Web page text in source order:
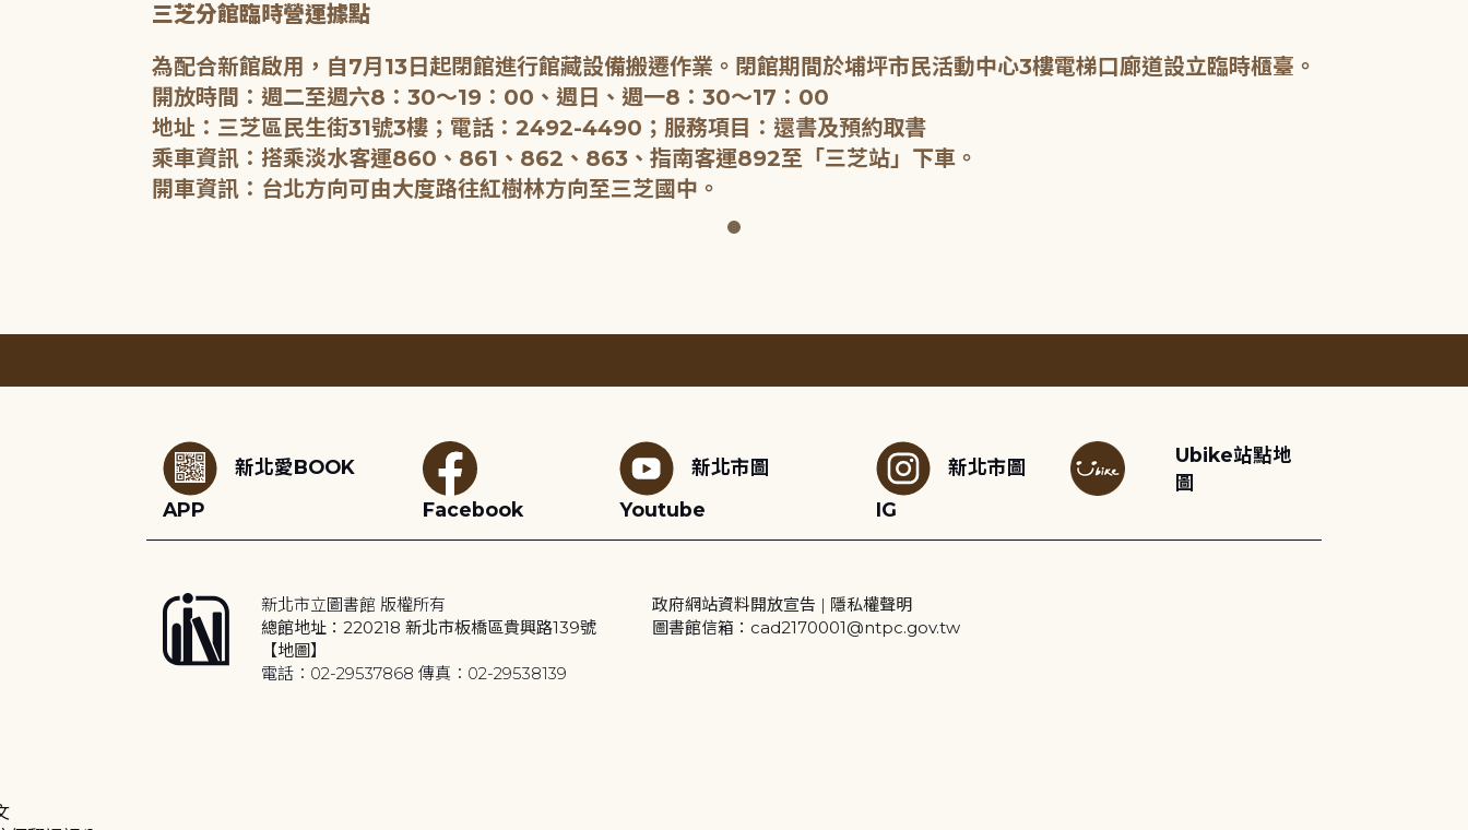
三芝分館臨時營運據點
為配合新館啟用，自7月13日起閉館進行館藏設備搬遷作業。閉館期間於埔坪市民活動中心3樓電梯口廊道設立臨時櫃臺。
開放時間：週二至週六8：30～19：00、週日、週一8：30～17：00
地址：三芝區民生街31號3樓；電話：2492-4490；服務項目：還書及預約取書
乘車資訊：搭乘淡水客運860、861、862、863、指南客運892至「三芝站」下車。
開車資訊：台北方向可由大度路往紅樹林方向至三芝國中。
新北愛BOOK
APP
Facebook
新北市圖
Youtube
新北市圖
IG
Ubike站點地
圖
新北市立圖書館 版權所有
總館地址：220218 新北市板橋區貴興路139號
【地圖】
電話：02-29537868 傳真：02-29538139
政府網站資料開放宣告 | 隱私權聲明
圖書館信箱：cad2170001@ntpc.gov.tw